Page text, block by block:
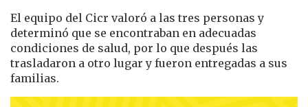
El equipo del Cicr valoró a las tres personas y
determinó que se encontraban en adecuadas
condiciones de salud, por lo que después las
trasladaron a otro lugar y fueron entregadas a sus
familias.